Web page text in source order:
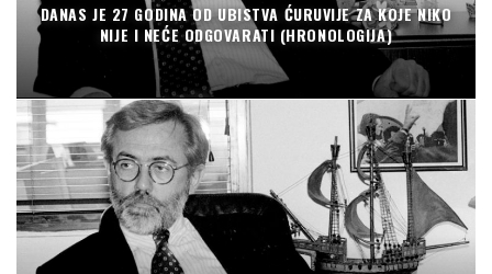
DANAS JE 27 GODINA OD UBISTVA ĆURUVIJE ZA KOJE NIKO
NIJE I NEĆE ODGOVARATI (HRONOLOGIJA)